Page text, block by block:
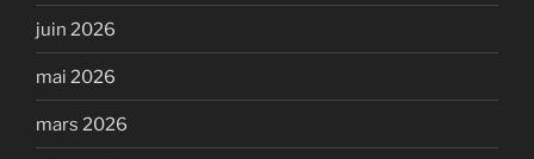
juin 2026
mai 2026
mars 2026